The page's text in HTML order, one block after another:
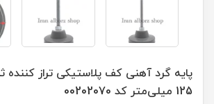
125 میلی‌متر کد 00202070